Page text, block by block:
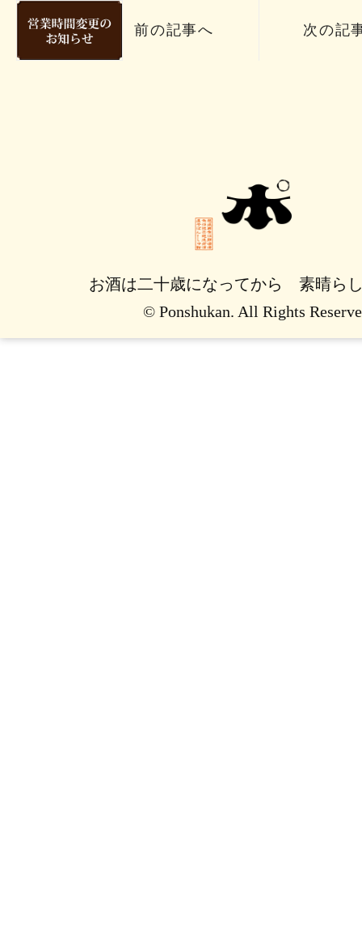
前の記事へ 次の記
お酒は二十歳になってから 素晴ら
© Ponshukan. All Rights